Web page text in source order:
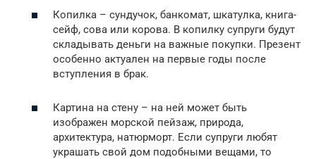
Копилка – сундучок, банкомат, шкатулка, книга-
сейф, сова или корова. В копилку супруги будут
складывать деньги на важные покупки. Презент
особенно актуален на первые годы после
вступления в брак.
Картина на стену – на ней может быть
изображен морской пейзаж, природа,
архитектура, натюрморт. Если супруги любят
украшать свой дом подобными вещами, то